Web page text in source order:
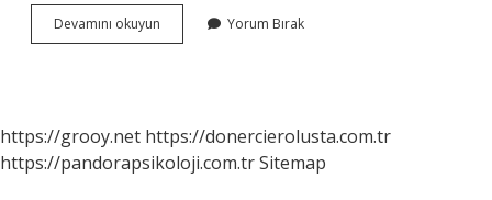
Devamını okuyun Müptela
Ne
Yorum Bırak
https://grooy.net https://donercierolusta.com.tr
https://pandorapsikoloji.com.trSitemap